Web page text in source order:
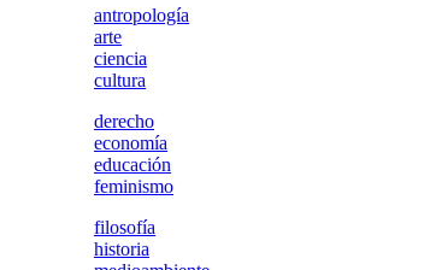
antropología
arte
ciencia
cultura
derecho
economía
educación
feminismo
filosofía
historia